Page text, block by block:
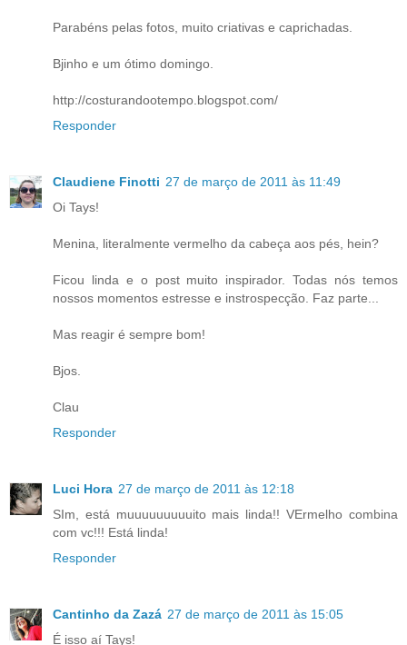
Parabéns pelas fotos, muito criativas e caprichadas.
Bjinho e um ótimo domingo.
http://costurandootempo.blogspot.com/
Responder
Claudiene Finotti 27 de março de 2011 às 11:49
Oi Tays!
Menina, literalmente vermelho da cabeça aos pés, hein?
Ficou linda e o post muito inspirador. Todas nós temos
nossos momentos estresse e instrospecção. Faz parte...
Mas reagir é sempre bom!
Bjos.
Clau
Responder
Luci Hora 27 de março de 2011 às 12:18
SIm, está muuuuuuuuuito mais linda!! VErmelho combina
com vc!!! Está linda!
Responder
Cantinho da Zazá 27 de março de 2011 às 15:05
É isso aí Tays!